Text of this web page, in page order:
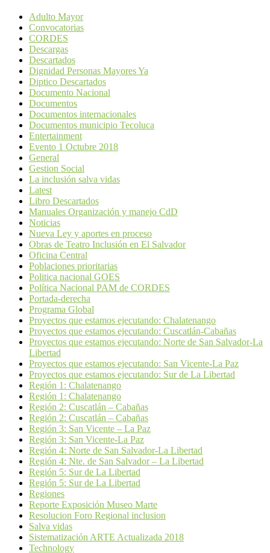
Adulto Mayor
Convocatorias
CORDES
Descargas
Descartados
Dignidad Personas Mayores Ya
Diptico Descartados
Documento Nacional
Documentos
Documentos internacionales
Documentos municipio Tecoluca
Entertainment
Evento 1 Octubre 2018
General
Gestion Social
La inclusión salva vidas
Latest
Libro Descartados
Manuales Organización y manejo CdD
Noticias
Nueva Ley y aportes en proceso
Obras de Teatro Inclusión en El Salvador
Oficina Central
Poblaciones prioritarias
Politica nacional GOES
Política Nacional PAM de CORDES
Portada-derecha
Programa Global
Proyectos que estamos ejecutando: Chalatenango
Proyectos que estamos ejecutando: Cuscatlán-Cabañas
Proyectos que estamos ejecutando: Norte de San Salvador-La
Libertad
Proyectos que estamos ejecutando: San Vicente-La Paz
Proyectos que estamos ejecutando: Sur de La Libertad
Región 1: Chalatenango
Región 1: Chalatenango
Región 2: Cuscatlán – Cabañas
Región 2: Cuscatlán – Cabañas
Región 3: San Vicente – La Paz
Región 3: San Vicente-La Paz
Región 4: Norte de San Salvador-La Libertad
Región 4: Nte. de San Salvador – La Libertad
Región 5: Sur de La Libertad
Región 5: Sur de La Libertad
Regiones
Reporte Exposición Museo Marte
Resolucion Foro Regional inclusion
Salva vidas
Sistematización ARTE Actualizada 2018
Technology